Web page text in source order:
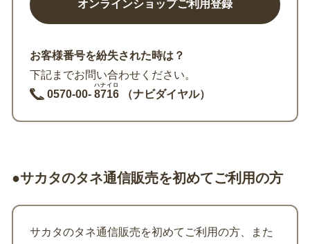
お客様番号を紛失された時は？
下記までお問い合わせください。
0570-00- 8716
ハナイロ
（ナビダイヤル）
●サカタのタネ通信販売を初めてご利用の方
サカタのタネ通信販売を初めてご利用の方、また